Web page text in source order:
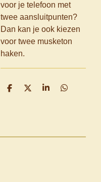
voor je telefoon met
twee aansluitpunten?
Dan kan je ook kiezen
voor twee musketon
haken.
D
D
S
D